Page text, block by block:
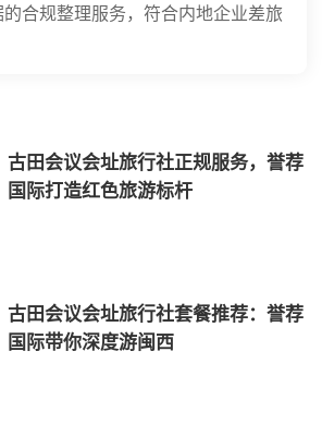
合规整理服务，符合内地企业差旅
古田会议会址旅行社正规服务，誉荐
国际打造红色旅游标杆
古田会议会址旅行社套餐推荐：誉荐
国际带你深度游闽西